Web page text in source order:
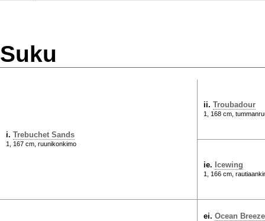
Suku
i. Trebuchet Sands
1, 167 cm, ruunikonkimo
ii. Troubadour
1, 168 cm,
ie. Icewing
1, 166 cm,
ei. Ocean Breeze